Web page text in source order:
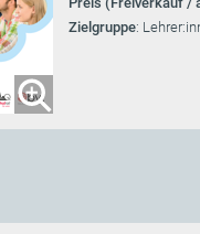
Zielgruppe: